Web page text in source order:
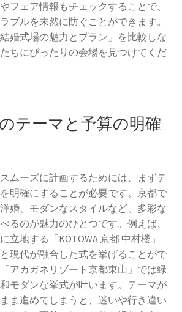
フェア情報もチェックすることで、
ブルを未然に防ぐことができます。
婚式場の魅力とプラン」を比較しな
ちにぴったりの会場を見つけてくだ
テーマと予算の明確
ムーズに計画するためには、まずテ
明確にすることが必要です。京都で
婚、モダンなスタイルなど、多彩な
るのが魅力のひとつです。例えば、
立地する「KOTOWA 京都 中村楼」
現代が融合した式を挙げることがで
アカガネリゾート京都東山」では緑
モダンな挙式が叶います。テーマが
ま進めてしまうと、迷いや行き違い